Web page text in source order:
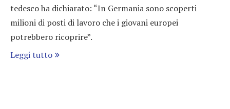
tedesco ha dichiarato: “In Germania sono scoperti
milioni di posti di lavoro che i giovani europei
potrebbero ricoprire”.
Leggi tutto